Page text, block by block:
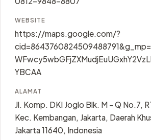
WEBSITE
https://maps.google.com/?
YBCAA
ALAMAT
Jl. Komp. DKI Joglo Blk. M - Q No.7,
Kec. Kembangan, Jakarta, Daerah
Jakarta 11640, Indonesia